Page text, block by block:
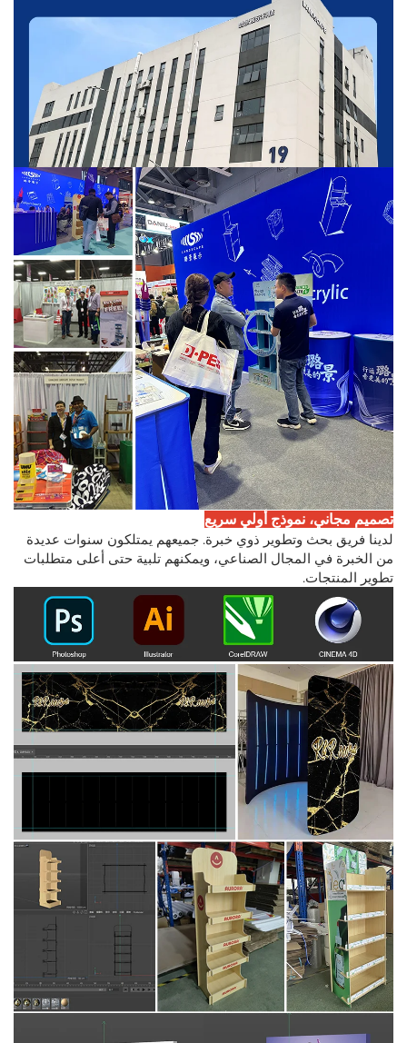
تصميم مجاني، نموذج أولي سريع
لدينا فريق بحث وتطوير ذوي خبرة. جميعهم يمتلكون سنوات عديدة
من الخبرة في المجال الصناعي، ويمكنهم تلبية حتى أعلى متطلبات
تطوير المنتجات.